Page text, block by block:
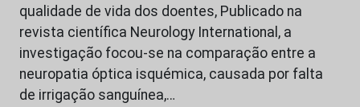
qualidade de vida dos doentes, Publicado na
revista científica Neurology International, a
investigação focou-se na comparação entre a
neuropatia óptica isquémica, causada por falta
de irrigação sanguínea,…